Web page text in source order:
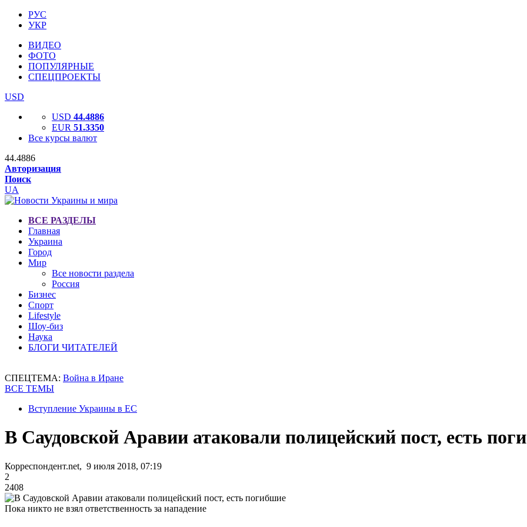
РУС
УКР
ВИДЕО
ФОТО
ПОПУЛЯРНЫЕ
СПЕЦПРОЕКТЫ
USD
USD 44.4886
EUR 51.3350
Все курсы валют
44.4886
Авторизация
Поиск
UA
ВСЕ РАЗДЕЛЫ
Главная
Украина
Город
Мир
Все новости раздела
Россия
Бизнес
Спорт
Lifestyle
Шоу-биз
Наука
БЛОГИ ЧИТАТЕЛЕЙ
СПЕЦТЕМА: Война в Иране
ВСЕ ТЕМЫ
Вступление Украины в ЕС
В Саудовской Аравии атаковали полицейский пост, есть
Корреспондент.net, 9 июля 2018, 07:19
2
2408
Пока никто не взял ответственность за нападение